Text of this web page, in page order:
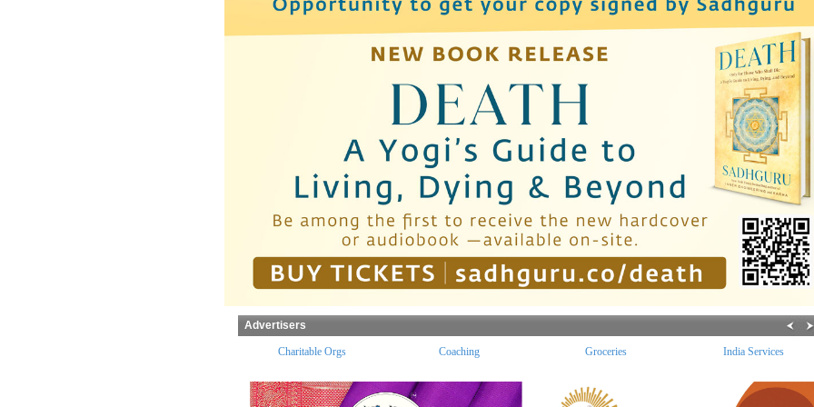
Advertisers
Charitable Orgs Coaching Groceries India Services